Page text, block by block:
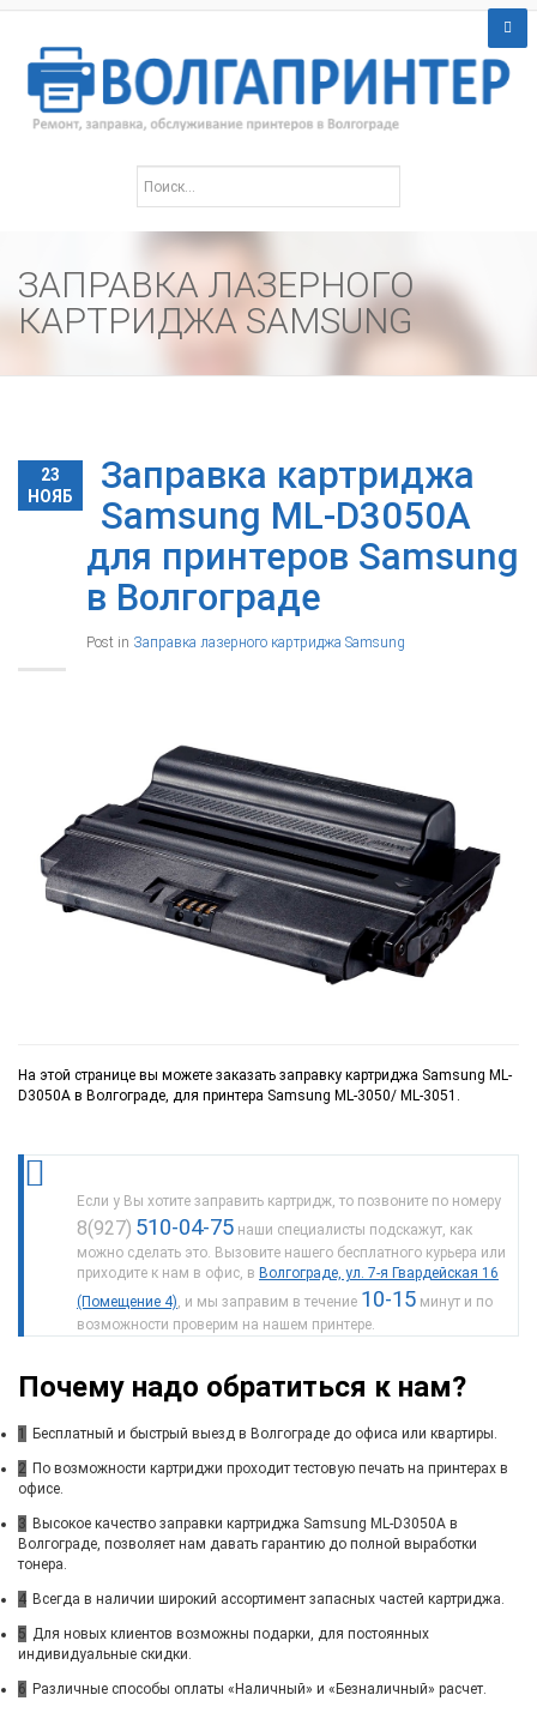
ЗАПРАВКА ЛАЗЕРНОГО
КАРТРИДЖА SAMSUNG
23
НОЯБ
Заправка картриджа
Samsung ML-D3050A
для принтеров Samsung
в Волгограде
Post in Заправка лазерного картриджа Samsung
На этой странице вы можете заказать заправку картриджа Samsung ML-
D3050A в Волгограде, для принтера Samsung ML-3050/ ML-3051.
Если у Вы хотите заправить картридж, то позвоните по номеру
8(927) 510-04-75 наши специалисты подскажут, как
можно сделать это. Вызовите нашего бесплатного курьера или
приходите к нам в офис, в Волгограде, ул. 7-я Гвардейская 16
(Помещение 4) , и мы заправим в течение 10-15 минут и по
возможности проверим на нашем принтере.
Почему надо обратиться к нам?
1 Бесплатный и быстрый выезд в Волгограде до офиса или квартиры.
2 По возможности картриджи проходит тестовую печать на принтерах в
офисе.
3 Высокое качество заправки картриджа Samsung ML-D3050A в
Волгограде, позволяет нам давать гарантию до полной выработки
тонера.
4 Всегда в наличии широкий ассортимент запасных частей картриджа.
5 Для новых клиентов возможны подарки, для постоянных
индивидуальные скидки.
6 Различные способы оплаты «Наличный» и «Безналичный» расчет.